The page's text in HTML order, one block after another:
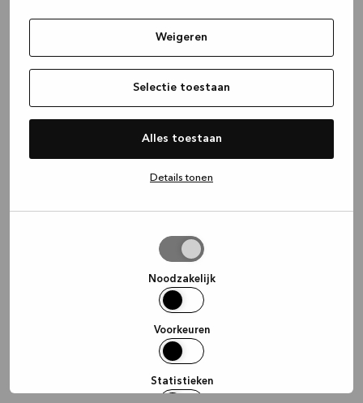
Weigeren
Selectie toestaan
Alles toestaan
Details tonen
Noodzakelijk
Voorkeuren
Statistieken
(see the browser console for more
information).